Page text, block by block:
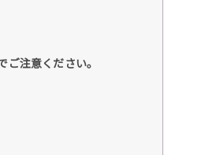
注意ください。